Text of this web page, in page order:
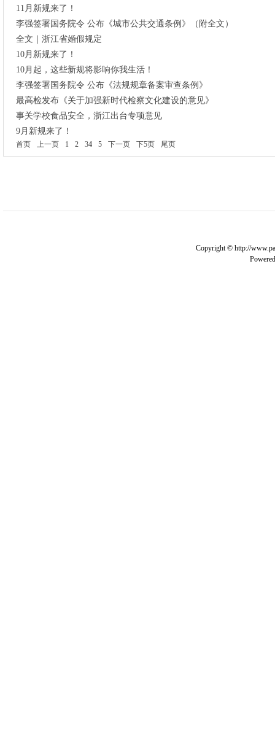
11月新规来了！
李强签署国务院令 公布《城市公共交通条例》（附全文）
全文｜浙江省婚假规定
10月新规来了！
10月起，这些新规将影响你我生活！
李强签署国务院令 公布《法规规章备案审查条例》
最高检发布《关于加强新时代检察文化建设的意见》
事关学校食品安全，浙江出台专项意见
9月新规来了！
首页 上一页 1 2 34 5 下一页 下5页 尾页
Copyright © http://